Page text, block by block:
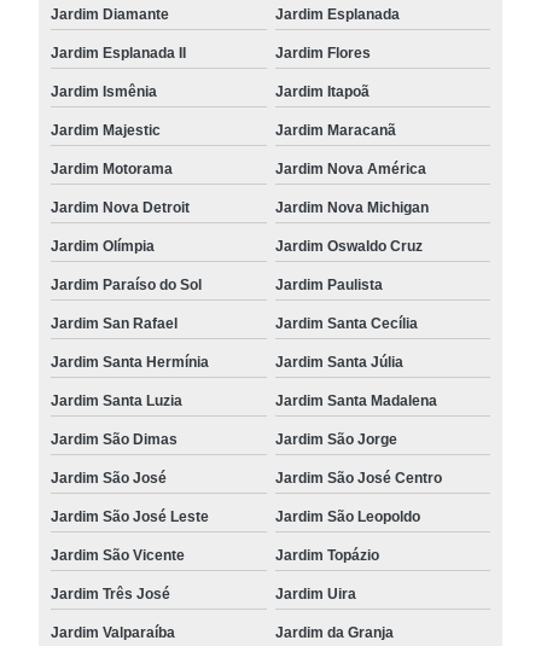
Jardim Diamante Jardim Esplanada
Jardim Esplanada II Jardim Flores
Jardim Ismênia Jardim Itapoã
Jardim Majestic Jardim Maracanã
Jardim Motorama Jardim Nova América
Jardim Nova Detroit Jardim Nova Michigan
Jardim Olímpia Jardim Oswaldo Cruz
Jardim Paraíso do Sol Jardim Paulista
Jardim San Rafael Jardim Santa Cecília
Jardim Santa Hermínia Jardim Santa Júlia
Jardim Santa Luzia Jardim Santa Madalena
Jardim São Dimas Jardim São Jorge
Jardim São José Jardim São José Centro
Jardim São José Leste Jardim São Leopoldo
Jardim São Vicente Jardim Topázio
Jardim Três José Jardim Uira
Jardim Valparaíba Jardim da Granja